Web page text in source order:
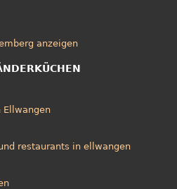
anzeigen
Ellwangen
restaurants in ellwangen